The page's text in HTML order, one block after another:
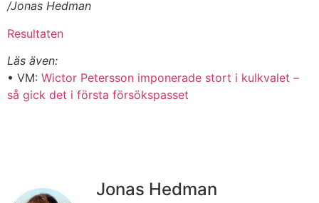
/Jonas Hedman
Resultaten
Läs även:
• VM: Wictor Petersson imponerade stort i kulkvalet –
så gick det i första försökspasset
Jonas Hedman